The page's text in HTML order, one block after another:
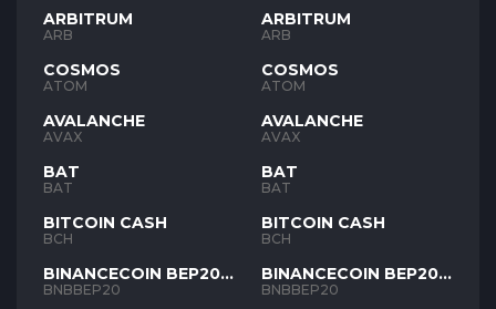
ARBITRUM
ARB
COSMOS
ATOM
AVALANCHE
AVAX
BAT
BAT
BITCOIN CASH
BCH
BINANCECOIN BEP20
BNB
BNBBEP20
ARBITRUM
ARB
COSMOS
ATOM
AVALANCHE
AVAX
BAT
BAT
BITCOIN CASH
BCH
BINANCECOIN BEP20
BNB
BNBBEP20